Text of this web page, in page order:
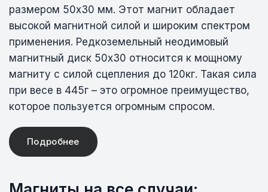
размером 50х30 мм. Этот магнит обладает
высокой магнитной силой и широким спектром
применения. Редкоземельный неодимовый
магнитный диск 50х30 относится к мощному
магниту с силой сцепления до 120кг. Такая сила
при весе в 445г – это огромное преимущество,
которое пользуется огромным спросом.
Подробнее